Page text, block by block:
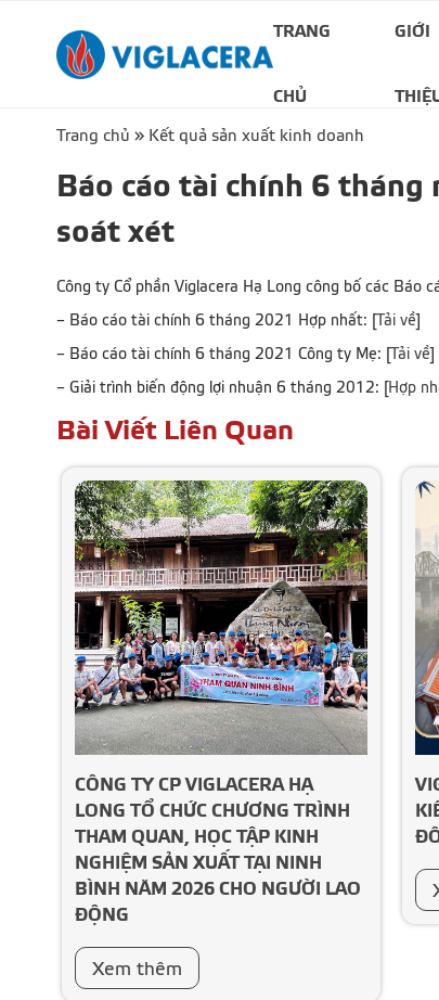
TRANG
CHỦ
GIỚI
Trang chủ » Kết quả sản xuất kinh doanh
Báo cáo tài chính 6 tháng
soát xét
Công ty Cổ phần Viglacera Hạ Long công bố các
– Báo cáo tài chính 6 tháng 2021 Hợp nhất: [Tải về]
– Báo cáo tài chính 6 tháng 2021 Công ty Mẹ: [Tải về]
– Giải trình biến động lợi nhuận 6 tháng 2012: [Hợp
Bài Viết Liên Quan
CÔNG TY CP VIGLACERA HẠ
LONG TỔ CHỨC CHƯƠNG TRÌNH
THAM QUAN, HỌC TẬP KINH
NGHIỆM SẢN XUẤT TẠI NINH
BÌNH NĂM 2026 CHO NGƯỜI LAO
ĐỘNG
Xem thêm